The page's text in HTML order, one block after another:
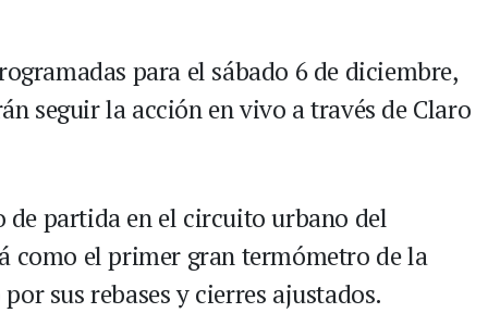
para el sábado 6 de diciembre,
seguir la acción en vivo a través de Claro
de partida en el circuito urbano del
como el primer gran termómetro de la
sus rebases y cierres ajustados.